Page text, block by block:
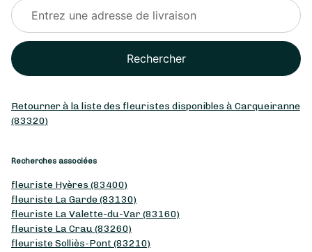
Rechercher
Retourner à la liste des fleuristes disponibles à Carqueiranne
(83320)
Recherches associées
fleuriste Hyères (83400)
fleuriste La Garde (83130)
fleuriste La Valette-du-Var (83160)
fleuriste La Crau (83260)
fleuriste Solliès-Pont (83210)